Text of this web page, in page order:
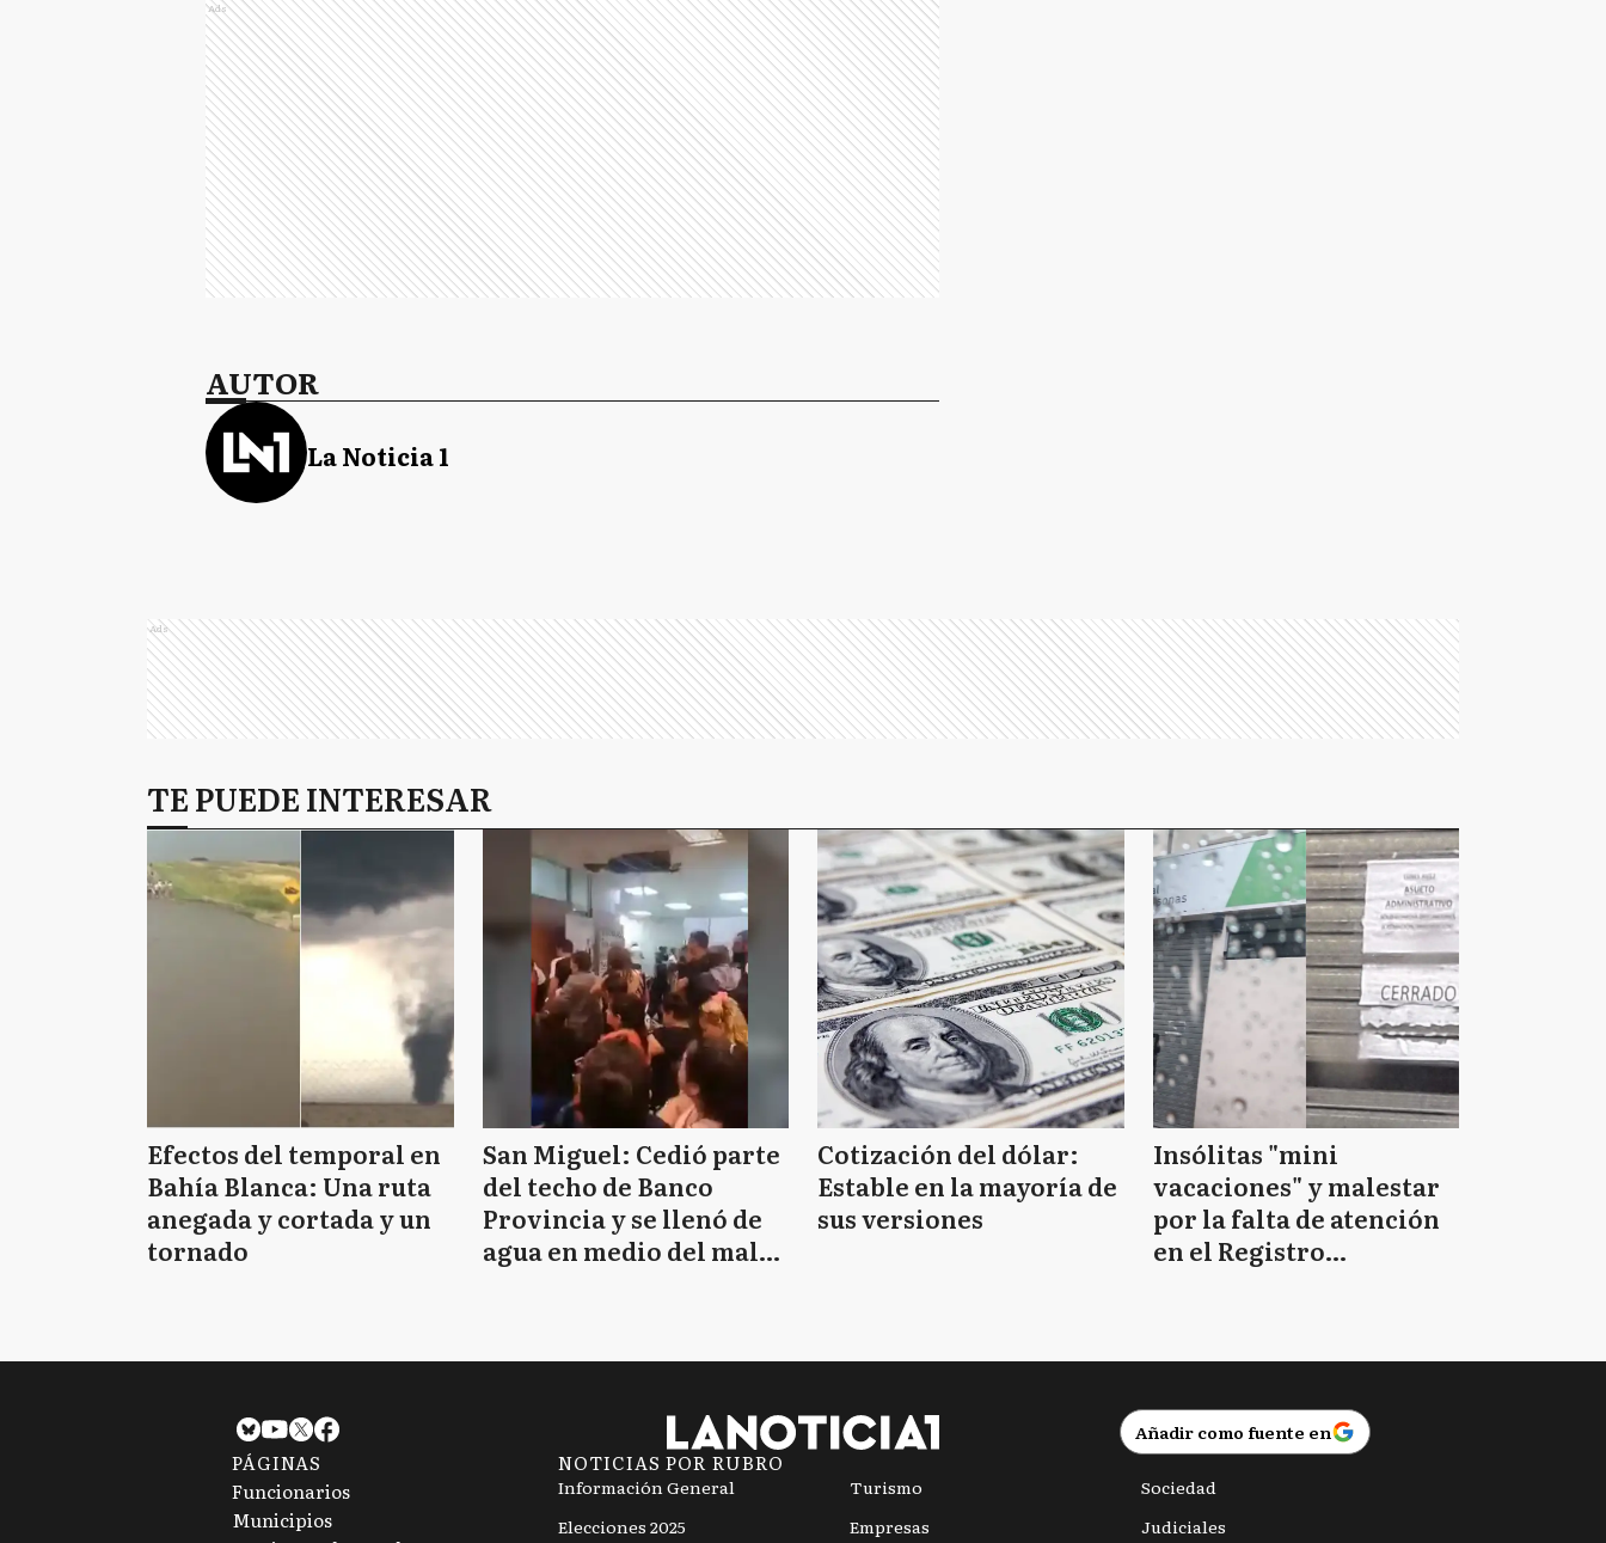
Ads
AUTOR
La Noticia 1
Ads
TE PUEDE INTERESAR
Efectos del temporal en
Bahía Blanca: Una ruta
anegada y cortada y un
tornado
San Miguel: Cedió parte
del techo de Banco
Provincia y se llenó de
agua en medio del mal
Cotización del dólar:
Estable en la mayoría de
sus versiones
Insólitas "mini
vacaciones" y malestar
por la falta de atención
en el Registro
Añadir como fuente en
PÁGINAS
Funcionarios
Municipios
NOTICIAS POR RUBRO
Información General
Elecciones 2025
Turismo
Empresas
Sociedad
Judiciales